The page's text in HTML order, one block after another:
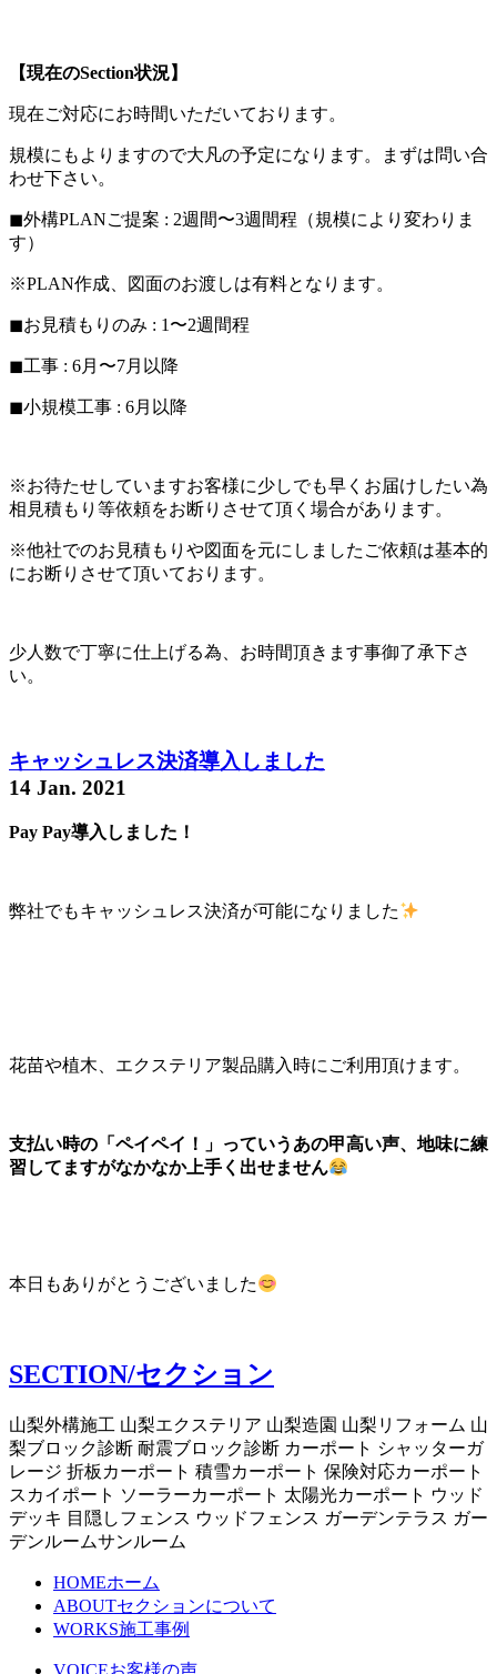
【現在のSection状況】
現在ご対応にお時間いただいております。
規模にもよりますので大凡の予定になります。まずは問い合
わせ下さい。
◼︎外構PLANご提案 : 2週間〜3週間程（規模により変わりま
す）
※PLAN作成、図面のお渡しは有料となります。
◼︎お見積もりのみ : 1〜2週間程
◼︎工事 : 6月〜7月以降
◼︎小規模工事 : 6月以降
※お待たせしていますお客様に少しでも早くお届けしたい為
相見積もり等依頼をお断りさせて頂く場合があります。
※他社でのお見積もりや図面を元にしましたご依頼は基本的
にお断りさせて頂いております。
少人数で丁寧に仕上げる為、お時間頂きます事御了承下さ
い。
キャッシュレス決済導入しました
14 Jan. 2021
Pay Pay導入しました！
弊社でもキャッシュレス決済が可能になりました
花苗や植木、エクステリア製品購入時にご利用頂けます。
支払い時の「ペイペイ！」っていうあの甲高い声、地味に練
習してますがなかなか上手く出せません
本日もありがとうございました
SECTION/セクション
山梨外構施工 山梨エクステリア 山梨造園 山梨リフォーム 山
梨ブロック診断 耐震ブロック診断 カーポート シャッターガ
レージ 折板カーポート 積雪カーポート 保険対応カーポート
スカイポート ソーラーカーポート 太陽光カーポート ウッド
デッキ 目隠しフェンス ウッドフェンス ガーデンテラス ガー
デンルームサンルーム
HOMEホーム
ABOUTセクションについて
WORKS施工事例
VOICEお客様の声